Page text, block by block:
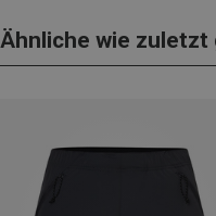
Ähnliche wie zuletzt